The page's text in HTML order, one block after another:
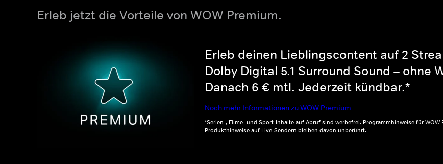
Erleb jetzt die Vorteile von WOW Premium.
Erleb deinen Lieblingscontent auf 2
Dolby Digital 5.1 Surround Sound – ohne
Danach 6 € mtl. Jederzeit kündbar.*
Noch mehr Informationen zu WOW Premium
*Serien-, Filme- und Sport-Inhalte auf Abruf sind werbefrei. Programmhinweise für
Produkthinweise auf Live-Sendern bleiben davon unberührt.